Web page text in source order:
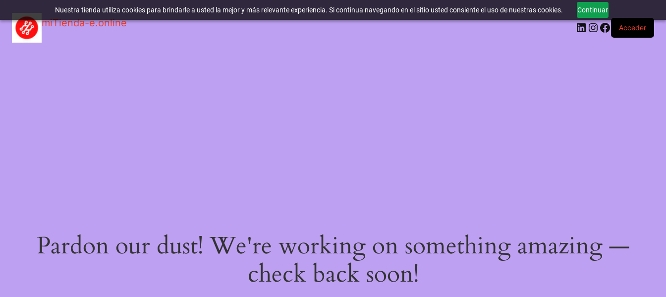
Nuestra tienda utiliza cookies para brindarle a usted la mejor y más relevante experiencia. Si continua navegando en el sitio usted consiente el uso de nuestras cookies. Continuar
miTienda-e.online LinkedIn
Instagram
Facebook
Acceder
Pardon our dust! We're working on something amazing —
check back soon!